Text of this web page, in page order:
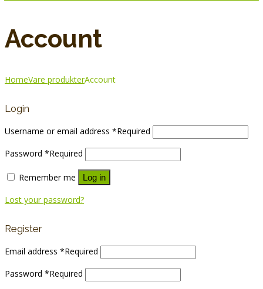
Account
HomeVare produkterAccount
Login
Username or email address *Required
Password *Required
Remember me Log in
Lost your password?
Register
Email address *Required
Password *Required